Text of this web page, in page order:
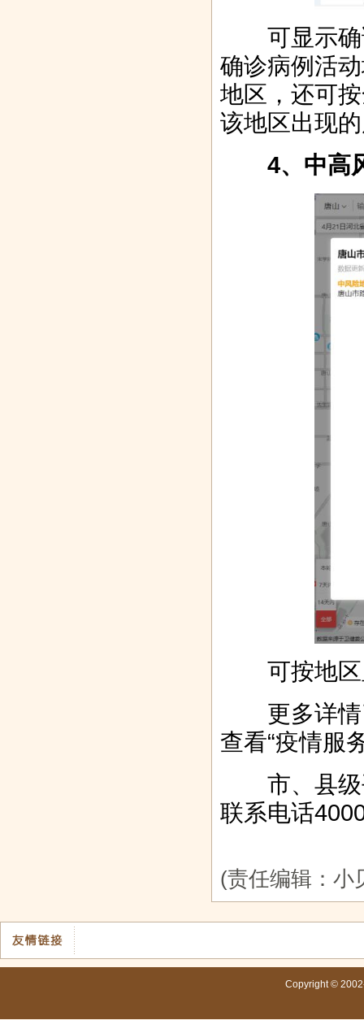
可显示确
确诊病例活
地区，还可
该地区出现
4、中高
可按地区
更多详情
查看“疫情服
市、县级
联系电话
(责任编辑：小
Copyright ©